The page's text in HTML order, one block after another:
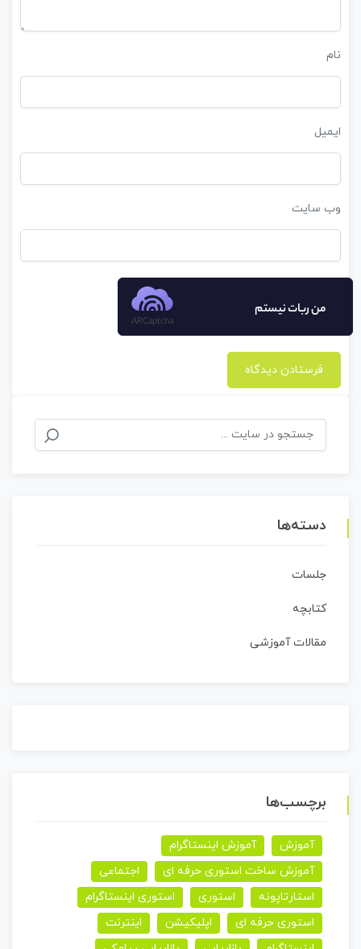
نام
ایمیل
وب‌ سایت
من ربات نیستم
ARCaptcha
جستجو
برای:
دسته‌ها
جلسات
کتابچه
مقالات آموزشی
برچسب‌ها
آموزش
آموزش اینستاگرام
آموزش ساخت استوری حرفه ای
اجتماعی
استارتاپونه
استوری
استوری اینستاگرام
استوری حرفه ای
اپلیکیشن
اینترنت